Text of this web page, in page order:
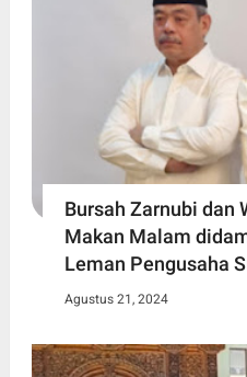
Bursah Zarnubi dan
Makan Malam
Leman Pengusaha
Agustus 21, 2024